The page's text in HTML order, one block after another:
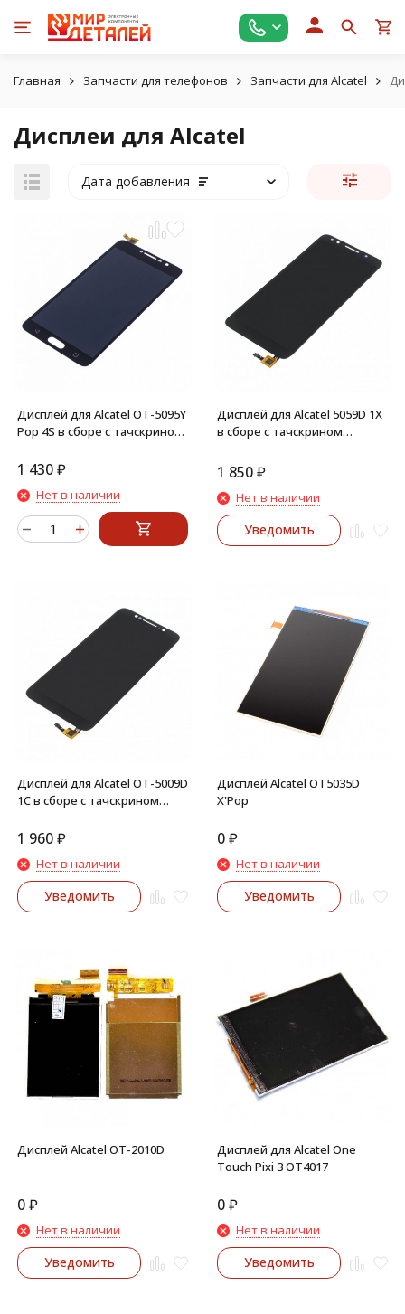
Главная Запчасти для телефонов Запчасти для Alcatel
Дисплеи для Alcatel
Дата добавления
Дисплей для Alcatel OT-5095Y
Pop 4S в сборе с тачскрином
1 430₽
Нет в наличии
Дисплей для Alcatel 5059D 1X
в сборе с тачскрином
1 850₽
Нет в наличии
Уведомить
Дисплей для Alcatel OT-5009D
1C в сборе с тачскрином
1 960₽
Нет в наличии
Уведомить
Дисплей Alcatel OT5035D
X'Pop
0₽
Нет в наличии
Уведомить
Дисплей Alcatel OT-2010D
0₽
Нет в наличии
Уведомить
Дисплей для Alcatel One
Touch Pixi 3 OT4017
0₽
Нет в наличии
Уведомить